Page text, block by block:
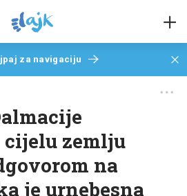
za navigaciju
cijelu zemlju
na
je urnebesna